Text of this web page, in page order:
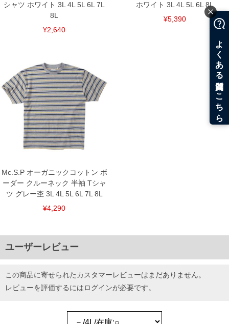
※商品によって若干のサイズの誤差がございます。また、お客様がご使用の環境（コ
ンピュータ画面）によって、商品の色味が若干異なる場合がございます。予めご了承
舗からのお取り寄せ等により、お客様にご迷惑をお掛けしてしまう場合がございま
す。そのようなことがない様最大限に努めておりますが、もしあった場合速やかにご
連絡させて頂きますので予めご了承ください。
DETAIL
シャツ ホワイト 3L 4L 5L 6L 7L
8L
¥2,640
ホワイト 3L 4L 5L 6L 8L
¥5,390
Mc.S.P オーガニックコットン ボ
ーダー クルーネック 半袖 Tシャ
ツ グレー杢 3L 4L 5L 6L 7L 8L
¥4,290
ユーザーレビュー
この商品に寄せられたカスタマーレビューはまだありません。
レビューを評価するにはログインが必要です。